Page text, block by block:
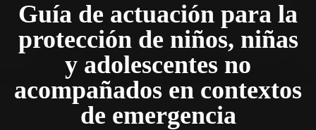
Guía de actuación para la
protección de niños, niñas
y adolescentes no
acompañados en contextos
de emergencia